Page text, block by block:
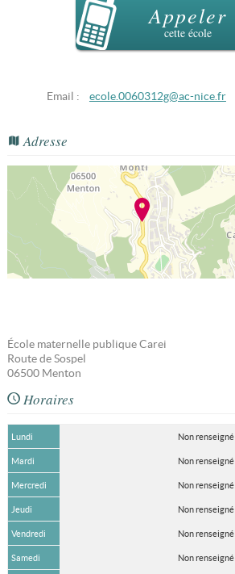
Appeler
cette école
Email : ecole.0060312g@ac-nice.fr
Adresse
École maternelle publique Carei
Route de Sospel
06500 Menton
Horaires
Lundi Non renseigné
Mardi Non renseigné
Mercredi Non renseigné
Jeudi Non renseigné
Vendredi Non renseigné
Samedi Non renseigné